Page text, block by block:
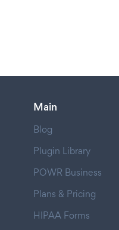
Main
Blog
Plugin Library
POWR Business
Plans & Pricing
HIPAA Forms